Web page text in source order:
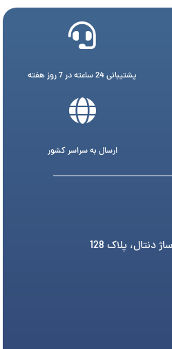
پشتیبانی 24 ساعته در 7 روز هفته
ارسال به سراسر کشور
دنتال، پلاک 128